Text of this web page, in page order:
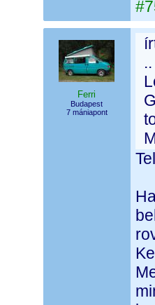
Ferri
Budapest
7 mániapont
..